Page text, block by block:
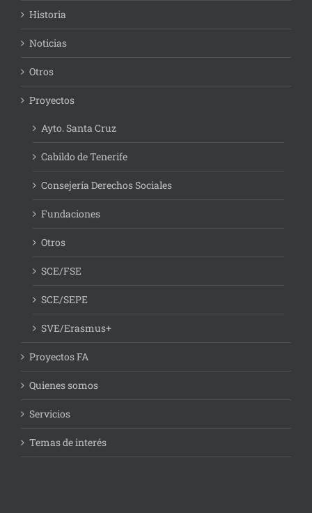
Historia
Noticias
Otros
Proyectos
Ayto. Santa Cruz
Cabildo de Tenerife
Consejería Derechos Sociales
Fundaciones
Otros
SCE/FSE
SCE/SEPE
SVE/Erasmus+
Proyectos FA
Quienes somos
Servicios
Temas de interés